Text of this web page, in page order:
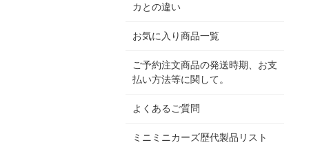
カとの違い
お気に入り商品一覧
ご予約注文商品の発送時期、お支
払い方法等に関して。
よくあるご質問
ミニミニカーズ歴代製品リスト